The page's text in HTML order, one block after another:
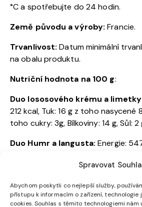
Spravovat
Abychom poskytli co nejlepší služby,
přístupu k informacím o zařízení, technologie
cookies. Souhlas s těmito technologiemi
°C a spotřebujte do 24 hodin.
Země původu a výroby: Francie.
Trvanlivost: Datum minimální
na obalu produktu.
Nutriční hodnota na 100 g:
Duo lososového krému a
212 kcal, Tuk: 16 g z toho nasycené
toho cukry: 3g, Bílkoviny: 14 g, Sůl: 2
Duo Humr a langusta:Energie:
2,3 g, Bílkoviny: 12 g, Sůl: 0,93 g.
Krevety s kokosem a citronem:
kcal, Tuk: 13 g z toho nasycené 11 g,